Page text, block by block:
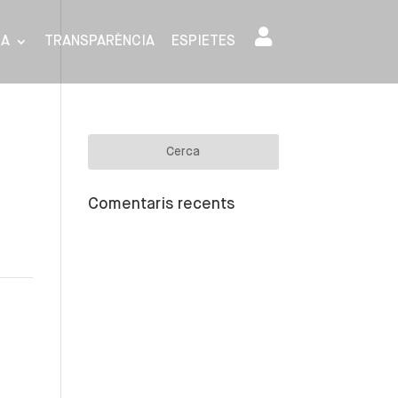
TRANSPARÈNCIA ESPIETES
Comentaris recents